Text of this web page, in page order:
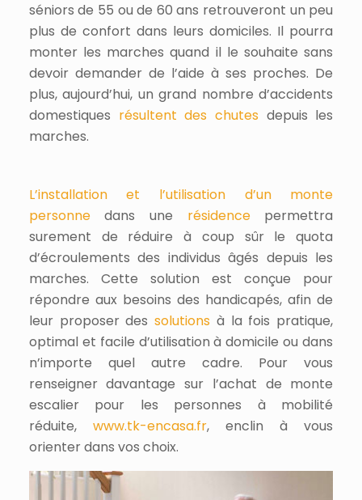
séniors de 55 ou de 60 ans retrouveront un peu
plus de confort dans leurs domiciles. Il pourra
monter les marches quand il le souhaite sans
devoir demander de l’aide à ses proches. De
plus, aujourd’hui, un grand nombre d’accidents
domestiques résultent des chutesdepuis les
marches.
L’installation et l’utilisation d’un monte
personnedans une résidencepermettra
surement de réduire à coup sûr le quota
d’écroulements des individus âgés depuis les
marches. Cette solution est conçue pour
répondre aux besoins des handicapés, afin de
leur proposer dessolutions à la fois pratique,
optimal et facile d’utilisation à domicile ou dans
n’importe quel autre cadre. Pour vous
renseigner davantage sur l’achat de monte
escalier pour les personnes à mobilité
réduite, www.tk-encasa.fr, enclin à vous
orienter dans vos choix.